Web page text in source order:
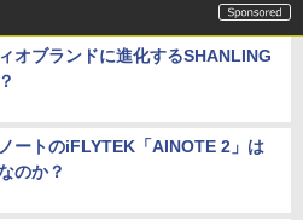
オブランドに進化するSHANLING
ートのiFLYTEK「AINOTE 2」は
のか？